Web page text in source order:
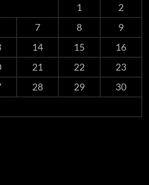
1
2
7 8
9
14 15
16
21 22
23
28 29
30